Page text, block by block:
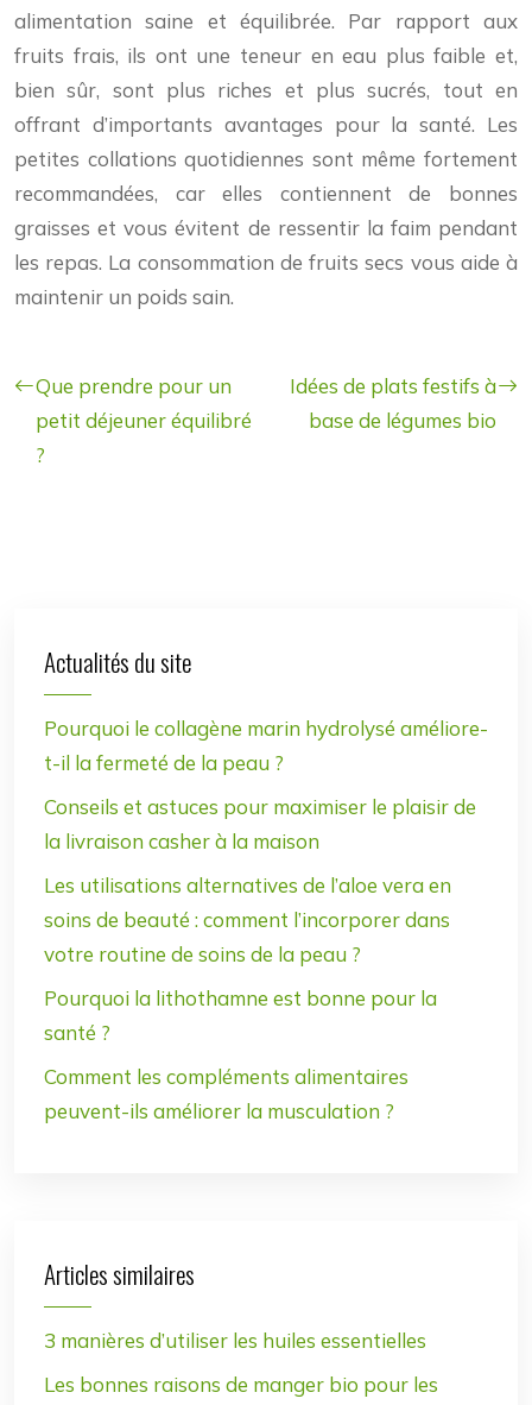
alimentation saine et équilibrée. Par rapport aux
fruits frais, ils ont une teneur en eau plus faible et,
bien sûr, sont plus riches et plus sucrés, tout en
offrant d’importants avantages pour la santé. Les
petites collations quotidiennes sont même fortement
recommandées, car elles contiennent de bonnes
graisses et vous évitent de ressentir la faim pendant
les repas. La consommation de fruits secs vous aide à
maintenir un poids sain.
Que prendre pour un
petit déjeuner équilibré
?
Idées de plats festifs à
base de légumes bio
Actualités du site
Pourquoi le collagène marin hydrolysé améliore-
t-il la fermeté de la peau ?
Conseils et astuces pour maximiser le plaisir de
la livraison casher à la maison
Les utilisations alternatives de l’aloe vera en
soins de beauté : comment l’incorporer dans
votre routine de soins de la peau ?
Pourquoi la lithothamne est bonne pour la
santé ?
Comment les compléments alimentaires
peuvent-ils améliorer la musculation ?
Articles similaires
3 manières d’utiliser les huiles essentielles
Les bonnes raisons de manger bio pour les